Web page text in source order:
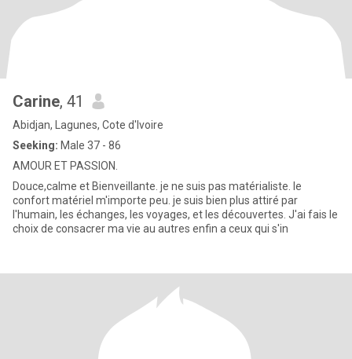
Carine, 41
Abidjan, Lagunes, Cote d'Ivoire
Seeking: Male 37 - 86
AMOUR ET PASSION.
Douce,calme et Bienveillante. je ne suis pas matérialiste. le
confort matériel m'importe peu. je suis bien plus attiré par
l'humain, les échanges, les voyages, et les découvertes. J'ai fais le
choix de consacrer ma vie au autres enfin a ceux qui s'in